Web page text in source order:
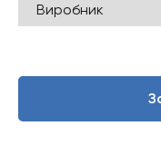
Виробник